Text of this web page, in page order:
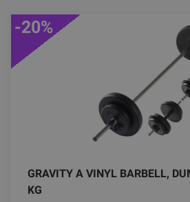
GRAVITY A VINYL BARBELL,
KG
-20%